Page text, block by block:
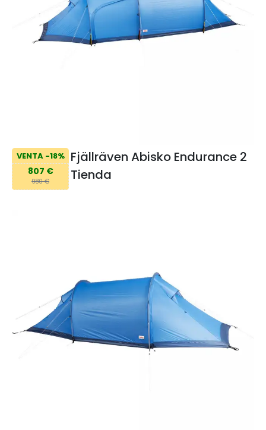
VENTA -18%
807 €
980 €
Fjällräven Abisko Endurance 2
Tienda